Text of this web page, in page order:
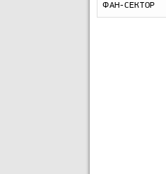
ФАН-СЕКТОР